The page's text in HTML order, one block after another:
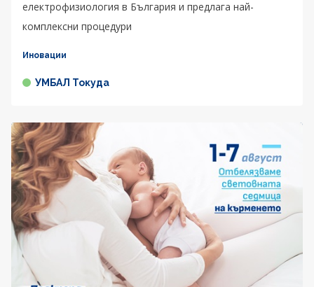
електрофизиология в България и предлага най-
комплексни процедури
Иновации
УМБАЛ Токуда